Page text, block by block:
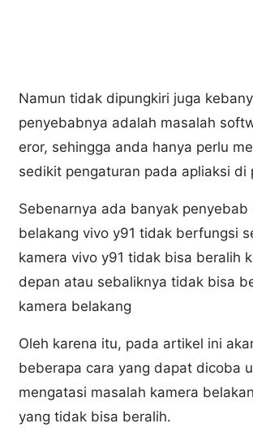
Namun tidak dipungkiri juga
penyebabnya adalah masalah
eror, sehingga anda hanya perlu
sedikit pengaturan pada apliaksi di
Sebenarnya ada banyak penyebab
belakang vivo y91 tidak berfungsi
kamera vivo y91 tidak bisa beralih
depan atau sebaliknya tidak bisa
kamera belakang
Oleh karena itu, pada artikel ini
beberapa cara yang dapat dicoba
mengatasi masalah kamera
yang tidak bisa beralih.